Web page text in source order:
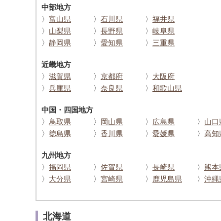
中部地方
〉 富山県 〉 石川県 〉 福井県
〉 山梨県 〉 長野県 〉 岐阜県
〉 静岡県 〉 愛知県 〉 三重県
近畿地方
〉 滋賀県 〉 京都府 〉 大阪府
〉 兵庫県 〉 奈良県 〉 和歌山県
中国・四国地方
〉 鳥取県 〉 岡山県 〉 広島県 〉 山口
〉 徳島県 〉 香川県 〉 愛媛県 〉 高知
九州地方
〉 福岡県 〉 佐賀県 〉 長崎県 〉 熊本
〉 大分県 〉 宮崎県 〉 鹿児島県 〉 沖縄
北海道